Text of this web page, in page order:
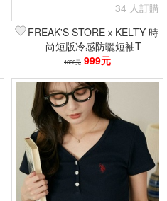
34 人訂購
FREAK'S STOREｘKELTY 時
尚短版冷感防曬短袖T
1690元 999元